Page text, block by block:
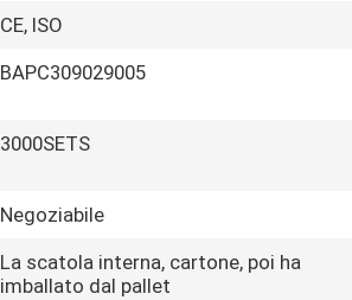
CE, ISO
BAPC309029005
3000SETS
Negoziabile
La scatola interna, cartone, poi ha
imballato dal pallet